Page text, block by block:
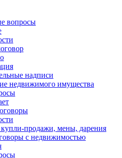
вопросы
надписи
недвижимого имущества
продажи, мены, дарения
с недвижимостью